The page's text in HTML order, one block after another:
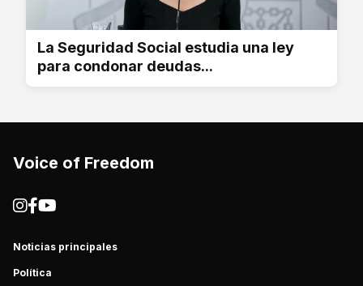
La Seguridad Social estudia una ley
para condonar deudas...
Voice of Freedom
Noticias principales
Política